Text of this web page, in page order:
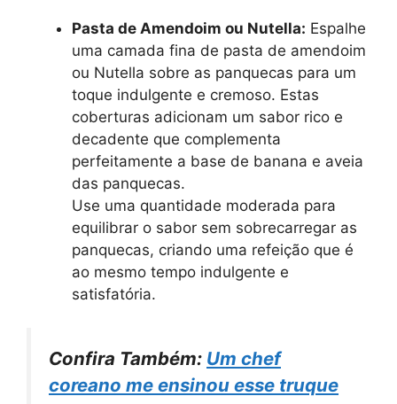
Pasta de Amendoim ou Nutella: Espalhe
uma camada fina de pasta de amendoim
ou Nutella sobre as panquecas para um
toque indulgente e cremoso. Estas
coberturas adicionam um sabor rico e
decadente que complementa
perfeitamente a base de banana e aveia
das panquecas.
Use uma quantidade moderada para
equilibrar o sabor sem sobrecarregar as
panquecas, criando uma refeição que é
ao mesmo tempo indulgente e
satisfatória.
Confira Também: Um chef
coreano me ensinou esse truque